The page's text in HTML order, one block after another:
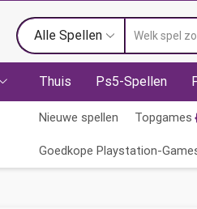
Alle Spellen
Thuis Ps5-Spellen
Nieuwe spellen Topgames
Goedkope Playstation-